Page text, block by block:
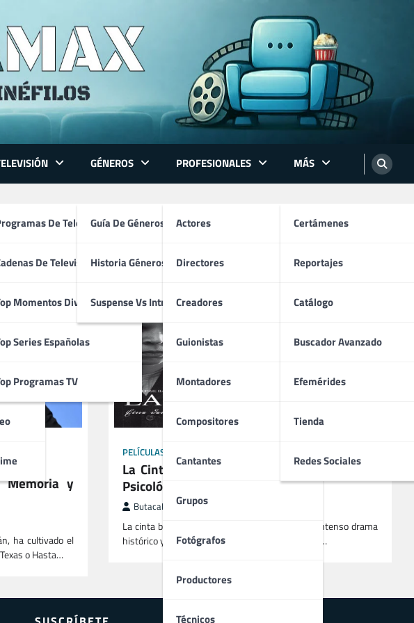
De Televisión
De Televisión
Momentos Divertidos
Series Españolas
Programas TV
GÉNEROS
Guía De Géneros
Historia Géneros TV
Suspense Vs Intriga
PROFESIONALES
Actores
Directores
Creadores
Guionistas
Montadores
Compositores
Cantantes
Grupos
Fotógrafos
Productores
Técnicos
MÁS
Certámenes
Reportajes
Catálogo
Buscador Avanzado
Efemérides
Tienda
Redes Sociales
Memoria y
ha cultivado el
o Hasta…
PELÍCULAS
La Cinta Blanca (2009) | Drama Histórico y
Psicológico en Blanco y Negro
ButacaMax agosto 3, 2025
La cinta blanca (Das weiße Band, 2009) es un intenso drama
histórico y psicológico que explora las raíces de la…